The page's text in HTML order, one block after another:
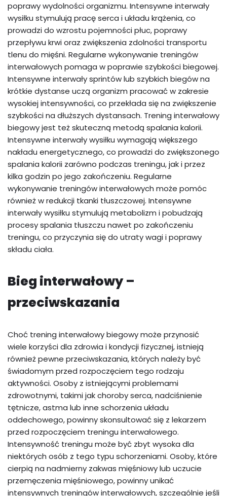
poprawy wydolności organizmu. Intensywne interwały
wysiłku stymulują pracę serca i układu krążenia, co
prowadzi do wzrostu pojemności płuc, poprawy
przepływu krwi oraz zwiększenia zdolności transportu
tlenu do mięśni. Regularne wykonywanie treningów
interwałowych pomaga w poprawie szybkości biegowej.
Intensywne interwały sprintów lub szybkich biegów na
krótkie dystanse uczą organizm pracować w zakresie
wysokiej intensywności, co przekłada się na zwiększenie
szybkości na dłuższych dystansach. Trening interwałowy
biegowy jest też skuteczną metodą spalania kalorii.
Intensywne interwały wysiłku wymagają większego
nakładu energetycznego, co prowadzi do zwiększonego
spalania kalorii zarówno podczas treningu, jak i przez
kilka godzin po jego zakończeniu. Regularne
wykonywanie treningów interwałowych może pomóc
również w redukcji tkanki tłuszczowej. Intensywne
interwały wysiłku stymulują metabolizm i pobudzają
procesy spalania tłuszczu nawet po zakończeniu
treningu, co przyczynia się do utraty wagi i poprawy
składu ciała.
Bieg interwałowy –
przeciwskazania
Choć trening interwałowy biegowy może przynosić
wiele korzyści dla zdrowia i kondycji fizycznej, istnieją
również pewne przeciwskazania, których należy być
świadomym przed rozpoczęciem tego rodzaju
aktywności. Osoby z istniejącymi problemami
zdrowotnymi, takimi jak choroby serca, nadciśnienie
tętnicze, astma lub inne schorzenia układu
oddechowego, powinny skonsultować się z lekarzem
przed rozpoczęciem treningu interwałowego.
Intensywność treningu może być zbyt wysoka dla
niektórych osób z tego typu schorzeniami. Osoby, które
cierpią na nadmierny zakwas mięśniowy lub uczucie
przemęczenia mięśniowego, powinny unikać
intensywnych treningów interwałowych, szczególnie jeśli